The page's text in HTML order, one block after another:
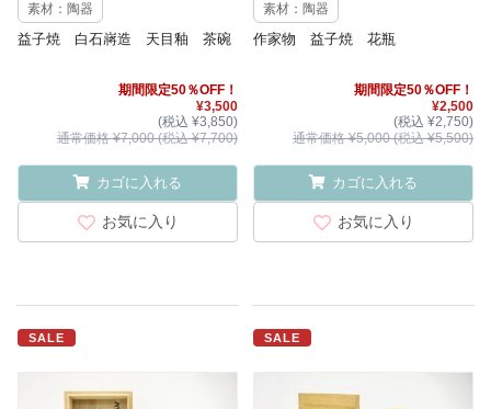
素材：陶器
益子焼 白石嶈造 天目釉 茶碗
期間限定50％OFF！
¥3,500
(税込 ¥3,850)
通常価格 ¥7,000 (税込 ¥7,700)
カゴに入れる
お気に入り
素材：陶器
作家物 益子焼 花瓶
期間限定50％OFF！
¥2,500
(税込 ¥2,750)
通常価格 ¥5,000 (税込 ¥5,500)
カゴに入れる
お気に入り
SALE SALE